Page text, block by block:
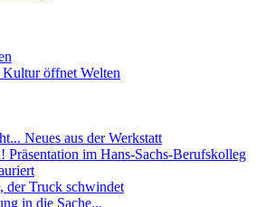
öffnet Welten
Neues aus der Werkstatt
Präsentation im Hans-Sachs-Berufskolleg
der Truck schwindet
in die Sache...